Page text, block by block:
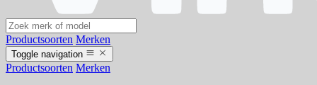
Productsoorten Merken
Toggle navigation
Productsoorten Merken